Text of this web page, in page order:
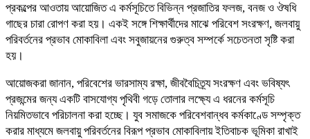
প্রকল্পের আওতায় আয়োজিত এ কর্মসূচিতে বিভিন্ন প্রজাতির ফলজ, বনজ ও ঔষধি
গাছের চারা রোপণ করা হয়। একই সঙ্গে শিক্ষার্থীদের মাঝে পরিবেশ সংরক্ষণ, জলবায়ু
পরিবর্তনের প্রভাব মোকাবিলা এবং সবুজায়নের গুরুত্ব সম্পর্কে সচেতনতা সৃষ্টি করা
হয়।
আয়োজকরা জানান, পরিবেশের ভারসাম্য রক্ষা, জীববৈচিত্র্য সংরক্ষণ এবং ভবিষ্যৎ
প্রজন্মের জন্য একটি বাসযোগ্য পৃথিবী গড়ে তোলার লক্ষ্যে এ ধরনের কর্মসূচি
নিয়মিতভাবে পরিচালনা করা হচ্ছে। যুব সমাজকে পরিবেশবান্ধব কর্মকাণ্ডে সম্পৃক্ত
করার মাধ্যমে জলবায়ু পরিবর্তনের বিরূপ প্রভাব মোকাবিলায় ইতিবাচক ভূমিকা রাখাই